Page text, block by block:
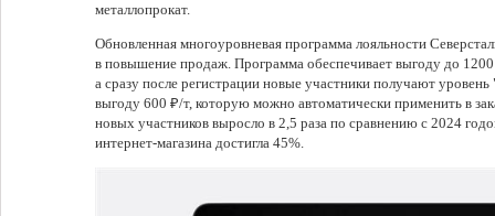
металлопрокат.
Обновленная многоуровневая программа лояльности
в повышение продаж. Программа обеспечивает выгоду до
а сразу после регистрации новые участники получают
выгоду 600 ₽/т, которую можно автоматически применить в
новых участников выросло в 2,5 раза по сравнению с 2024
интернет-магазина достигла 45%.